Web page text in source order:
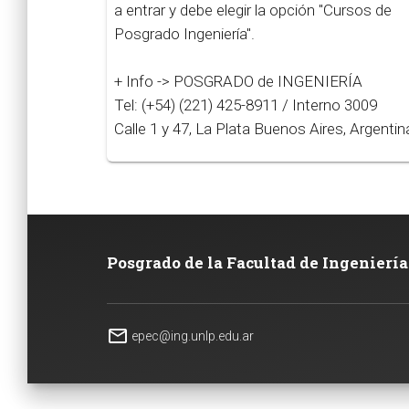
a entrar y debe elegir la opción "Cursos de
Posgrado Ingeniería".
+ Info -> POSGRADO de INGENIERÍA
Tel: (+54) (221) 425-8911 / Interno 3009
Calle 1 y 47, La Plata Buenos Aires,
Posgrado de la Facultad de Ingeniería
mail_outline epec@ing.unlp.edu.ar